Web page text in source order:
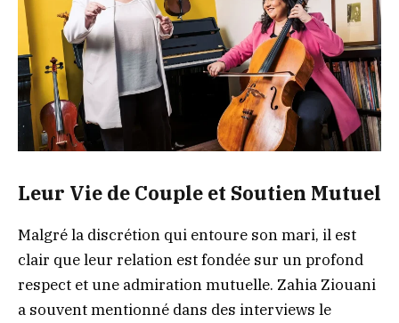
Leur Vie de Couple et Soutien Mutuel
Malgré la discrétion qui entoure son mari, il est
clair que leur relation est fondée sur un profond
respect et une admiration mutuelle. Zahia Ziouani
a souvent mentionné dans des interviews le